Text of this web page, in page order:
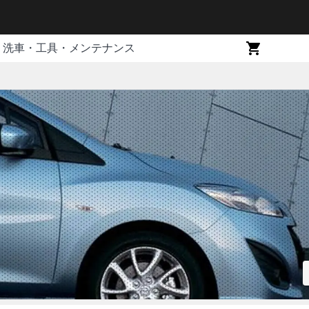
洗車・工具・メンテナンス